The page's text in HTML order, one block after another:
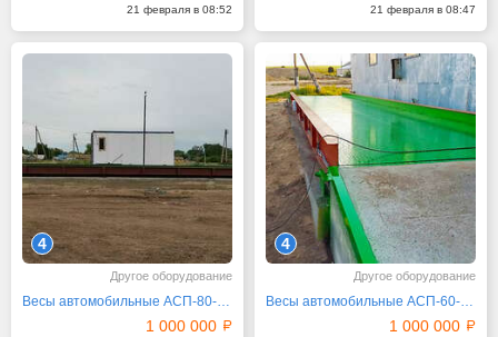
21 февраля в 08:52 21 февраля в 08:47
4
Другое оборудование
Весы автомобильные АСП-80-18 поверхностные
1 000 000
4
Другое оборудование
Весы автомобильные АСП-60-12 поверхностные
1 000 000